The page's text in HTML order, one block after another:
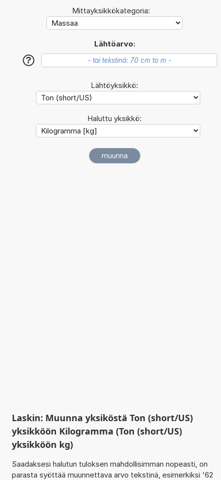
Mittayksikkökategoria:
Lähtöarvo:
?
Lähtöyksikkö:
Haluttu yksikkö:
Laskin: Muunna yksiköstä Ton (short/US)
yksikköön Kilogramma (Ton (short/US)
yksikköön kg)
Saadaksesi halutun tuloksen mahdollisimman nopeasti, on
parasta syöttää muunnettava arvo tekstinä, esimerkiksi '62